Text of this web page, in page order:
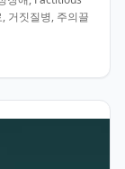
거짓질병, 주의끌